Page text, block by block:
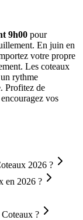
9h00 pour
En juin en
votre propre
Les coteaux
rythme
Profitez de
vos
2026 ?
en 2026 ?
?